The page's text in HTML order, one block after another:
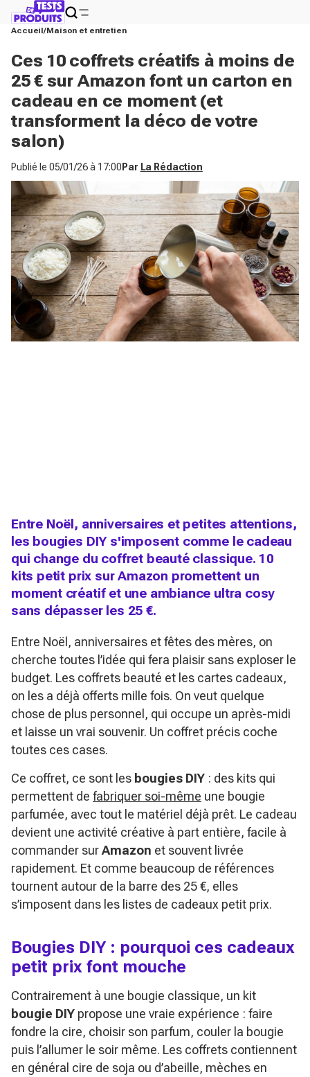
Accueil Maison et entretien
Ces 10 coffrets créatifs à moins de
25 € sur Amazon font un carton en
cadeau en ce moment (et
transforment la déco de votre
salon)
Publié le 05/01/26 à 17:00 Par La Rédaction
Entre Noël, anniversaires et petites attentions,
les bougies DIY s'imposent comme le cadeau
qui change du coffret beauté classique. 10
kits petit prix sur Amazon promettent un
moment créatif et une ambiance ultra cosy
sans dépasser les 25 €.
Entre Noël, anniversaires et fêtes des mères, on
cherche toutes l’idée qui fera plaisir sans exploser le
budget. Les coffrets beauté et les cartes cadeaux,
on les a déjà offerts mille fois. On veut quelque
chose de plus personnel, qui occupe un après-midi
et laisse un vrai souvenir. Un coffret précis coche
toutes ces cases.
Ce coffret, ce sont les bougies DIY : des kits qui
permettent de fabriquer soi-même une bougie
parfumée, avec tout le matériel déjà prêt. Le cadeau
devient une activité créative à part entière, facile à
commander surAmazon et souvent livrée
rapidement. Et comme beaucoup de références
tournent autour de la barre des 25 €, elles
s’imposent dans les listes de cadeaux petit prix.
Bougies DIY : pourquoi ces cadeaux
petit prix font mouche
Contrairement à une bougie classique, un kit
bougie DIY propose une vraie expérience : faire
fondre la cire, choisir son parfum, couler la bougie
puis l’allumer le soir même. Les coffrets contiennent
en général cire de soja ou d’abeille, mèches en